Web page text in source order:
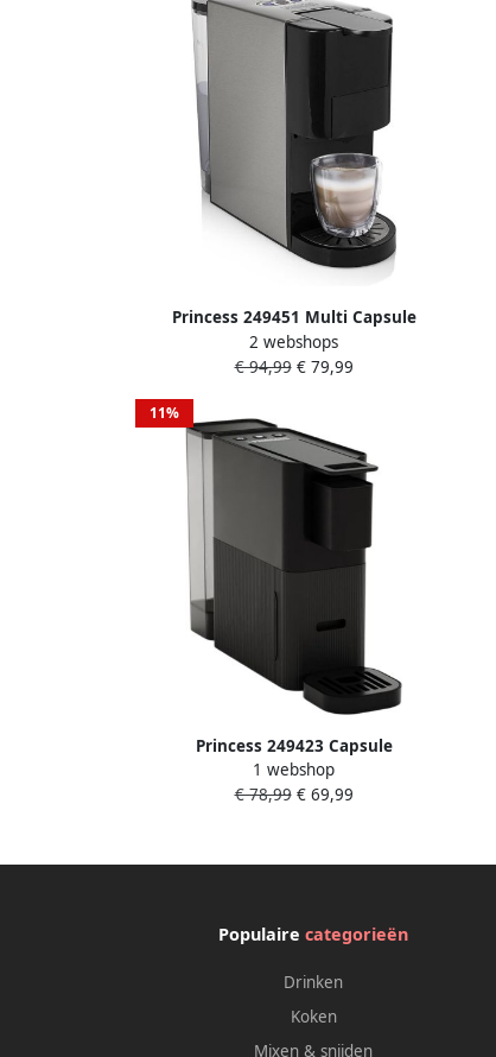
Princess 249451 Multi Capsule
Koffiemachine 5 in 1 Geschikt voor
Nespresso Dolce Gusto Capsules Zwart
2 webshops
€ 94,99€ 79,99
11%
Princess 249423 Capsule
Koffiemachine Geschikt voor
Nespresso Capsules 19 Bar 0 8 Liter
1 webshop
€ 78,99€ 69,99
Populairecategorieën
Drinken
Koken
Mixen & snijden